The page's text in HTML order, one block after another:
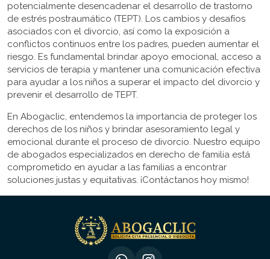
potencialmente desencadenar el desarrollo de trastorno
de estrés postraumático (TEPT). Los cambios y desafíos
asociados con el divorcio, así como la exposición a
conflictos continuos entre los padres, pueden aumentar el
riesgo. Es fundamental brindar apoyo emocional, acceso a
servicios de terapia y mantener una comunicación efectiva
para ayudar a los niños a superar el impacto del divorcio y
prevenir el desarrollo de TEPT.
En Abogaclic, entendemos la importancia de proteger los
derechos de los niños y brindar asesoramiento legal y
emocional durante el proceso de divorcio. Nuestro equipo
de abogados especializados en derecho de familia está
comprometido en ayudar a las familias a encontrar
soluciones justas y equitativas. ¡Contáctanos hoy mismo!